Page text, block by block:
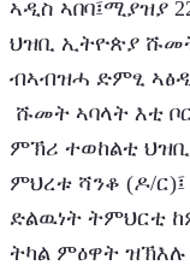
ኣዲስ ኣበባ፤ሚያዝያ
ህዝቢ ኢትዮጵያ
ብኣብዝሓ ድምፂ
ምኽሪ ተወከልቲ
ምህረቱ ሻንቆ (ዶ/
ድልዉነት ትምህርቲ
ትካል ምዕዋት ዝኽእሉ